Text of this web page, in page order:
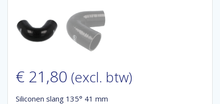
€ 21,80 (excl. btw)
Siliconen slang 135° 41 mm